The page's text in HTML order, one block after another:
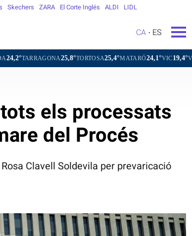
Skechers ZARA El Corte Inglés ALDI LIDL
CA ES
25,8°TORTOSA25,4°MATARÓ24,1°VIC19,4°VILAFRANCA DEL
els processats
del Procés
Clavell Soldevila per prevaricació